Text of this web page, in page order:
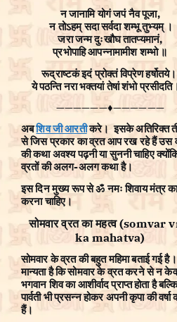
न जानामि योगं जपं नैव पूजा,
न तोऽहम् सदा सर्वदा शम्भू तुभ्यम् ।
जरा जन्म दुःखौघ तातप्यमानं,
प्रभोपाहि आपन्नामामीश शम्भो ॥
रूद्राष्टकं इदं प्रोक्तं विप्रेण हर्षोतये।
ये पठन्ति नरा भक्तयां तेषां शंभो
——————♦——————
अबशिव जी आरतीकरे। इसके अतिरिक्त
से जिस प्रकार का व्रत आप रख रहे हैं उस
की कथा अवश्य पढ़नी या सुननी चाहिए
व्रतों की अलग-अलग कथा है।
इस दिन मुख्य रूप से ॐ नमः शिवाय मंत्र
करना चाहिए।
सोमवार व्रत का महत्व (somvar
ka mahatva)
सोमवार के व्रत की बहुत महिमा बताई गई है।
मान्यता है कि सोमवार के व्रत करने से न
भगवान शिव का आशीर्वाद प्राप्त होता है
पार्वती भी प्रसन्न होकर अपनी कृपा की वर्षा
हैं।